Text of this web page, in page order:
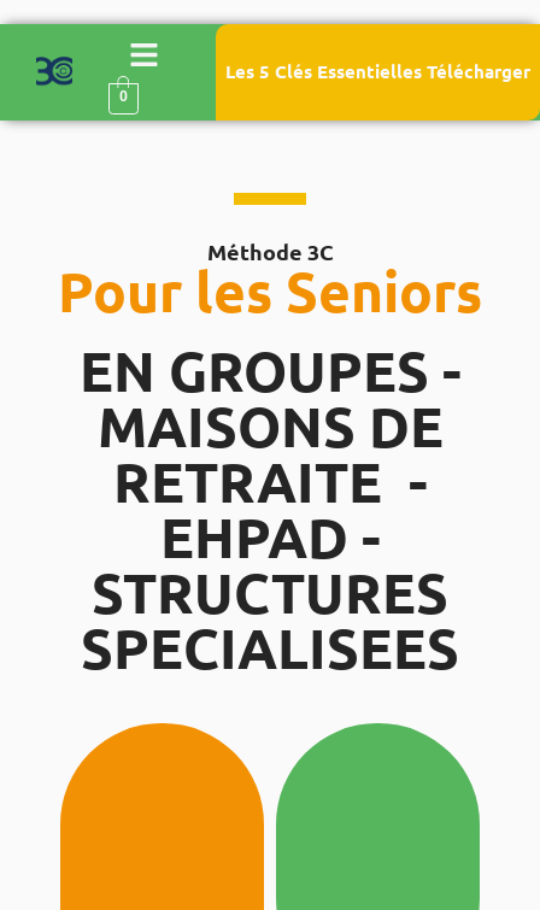
0
Les 5 Clés Essentielles Télécharger
Méthode 3C
Pour les Seniors
EN GROUPES -
MAISONS DE
RETRAITE -
EHPAD -
STRUCTURES
SPECIALISEES